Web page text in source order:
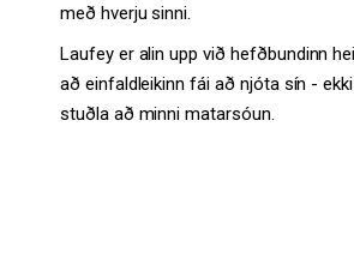
með hverju sinni.
Laufey er alin upp við hefðbundinn
að einfaldleikinn fái að njóta sín -
stuðla að minni matarsóun.